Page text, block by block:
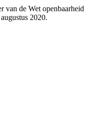
de Wet
2020.